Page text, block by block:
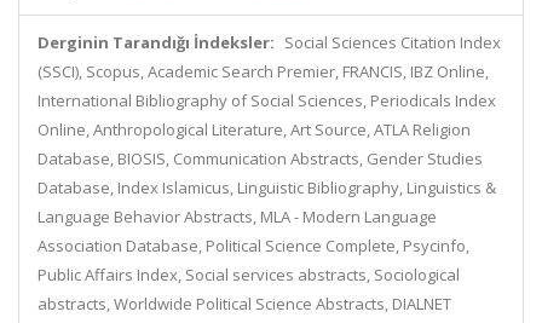
Derginin Tarandığı İndeksler: Social Sciences Citation Index
(SSCI), Scopus, Academic Search Premier, FRANCIS, IBZ Online,
International Bibliography of Social Sciences, Periodicals Index
Online, Anthropological Literature, Art Source, ATLA Religion
Database, BIOSIS, Communication Abstracts, Gender Studies
Database, Index Islamicus, Linguistic Bibliography, Linguistics &
Language Behavior Abstracts, MLA - Modern Language
Association Database, Political Science Complete, Psycinfo,
Public Affairs Index, Social services abstracts, Sociological
abstracts, Worldwide Political Science Abstracts, DIALNET